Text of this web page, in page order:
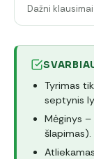
Dažni klausimai
Tyrimas
septynis
Mėginys
šlapimas).